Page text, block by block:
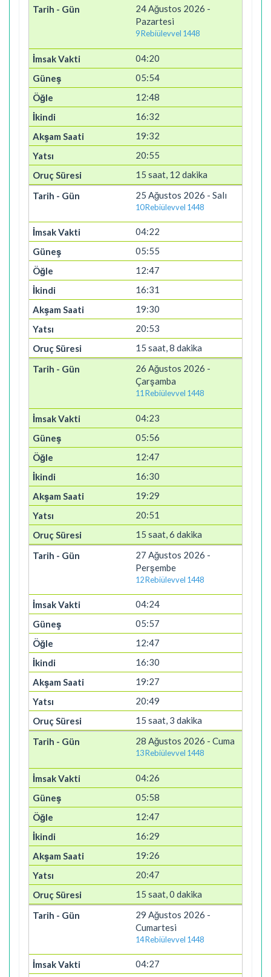
24 Ağustos 2026 -
Pazartesi
9 Rebiülevvel 1448
04:20
05:54
12:48
16:32
19:32
20:55
15 saat, 12 dakika
25 Ağustos 2026 - Salı
10 Rebiülevvel 1448
04:22
05:55
12:47
16:31
19:30
20:53
15 saat, 8 dakika
26 Ağustos 2026 -
Çarşamba
11 Rebiülevvel 1448
04:23
05:56
12:47
16:30
19:29
20:51
15 saat, 6 dakika
27 Ağustos 2026 -
Perşembe
12 Rebiülevvel 1448
04:24
05:57
12:47
16:30
19:27
20:49
15 saat, 3 dakika
28 Ağustos 2026 - Cuma
13 Rebiülevvel 1448
04:26
05:58
12:47
16:29
19:26
20:47
15 saat, 0 dakika
29 Ağustos 2026 -
Cumartesi
14 Rebiülevvel 1448
04:27